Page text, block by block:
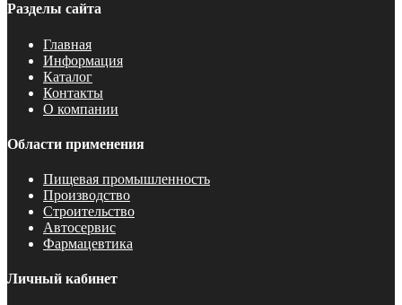
Разделы сайта
Главная
Информация
Каталог
Контакты
О компании
Области применения
Пищевая промышленность
Производство
Строительство
Автосервис
Фармацевтика
Личный кабинет